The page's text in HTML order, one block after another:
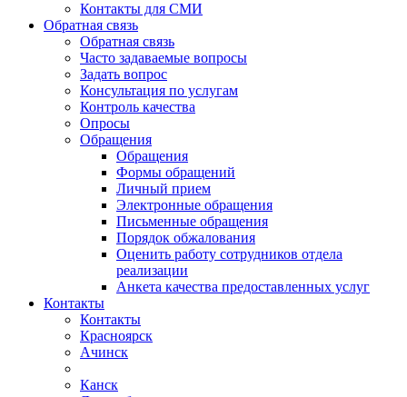
Контакты для СМИ
Обратная связь
Обратная связь
Часто задаваемые вопросы
Задать вопрос
Консультация по услугам
Контроль качества
Опросы
Обращения
Обращения
Формы обращений
Личный прием
Электронные обращения
Письменные обращения
Порядок обжалования
Оценить работу сотрудников отдела
реализации
Анкета качества предоставленных услуг
Контакты
Контакты
Красноярск
Ачинск
Канск